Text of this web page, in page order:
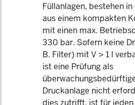
Füllanlagen, bestehen in
aus einem kompakten
mit einen max.
330 bar. Sofern keine
B. Filter) mit V > 1 l
ist eine Prüfung als
Druckanlage nicht
dies zutrifft, ist für